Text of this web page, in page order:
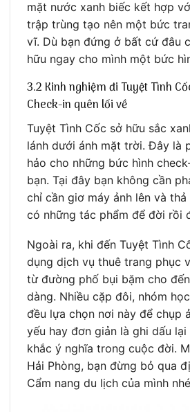
mặt nước xanh biếc kết hợp
trập trùng tạo nên một bức
vĩ. Dù bạn đứng ở bất cứ đâu
hữu ngay cho mình một bức
3.2 Kinh nghiệm đi Tuyệt Tình
Check-in quên lối về
Tuyệt Tình Cốc sở hữu sắc
lánh dưới ánh mặt trời. Đây là
hảo cho những bức hình
bạn. Tại đây bạn không cần
chỉ cần giơ máy ảnh lên và thả
có những tác phẩm để đời rồi
Ngoài ra, khi đến Tuyệt Tình
dụng dịch vụ thuê trang phục
từ đường phố bụi bặm cho
dàng. Nhiều cặp đôi, nhóm
đều lựa chọn nơi này để chụp
yếu hay đơn giản là ghi dấu
khắc ý nghĩa trong cuộc đời.
Hải Phòng, bạn đừng bỏ qua
Cẩm nang du lịch của mình